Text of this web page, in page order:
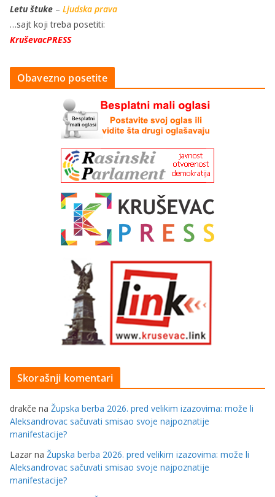
Letu štuke – Ljudska prava
…sajt koji treba posetiti:
KruševacPRESS
Obavezno posetite
Skorašnji komentari
drakče na Župska berba 2026. pred velikim izazovima: može li
Aleksandrovac sačuvati smisao svoje najpoznatije
manifestacije?
Lazar na Župska berba 2026. pred velikim izazovima: može li
Aleksandrovac sačuvati smisao svoje najpoznatije
manifestacije?